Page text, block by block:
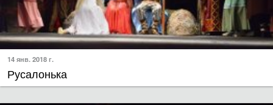
14 янв. 2018 г.
Русалонька